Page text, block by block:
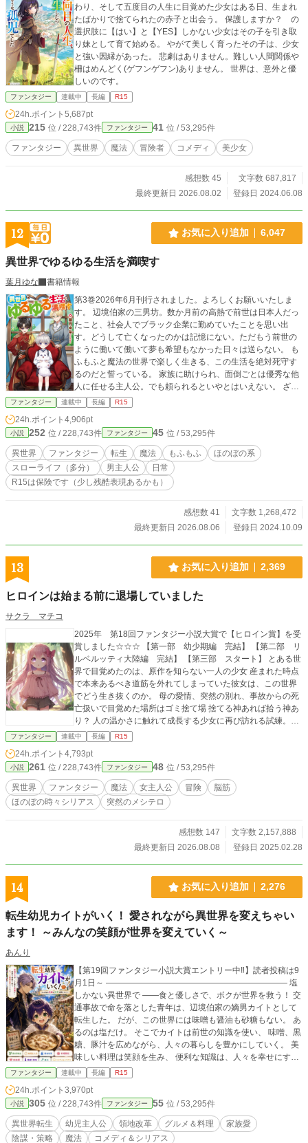
わり、そして五度目の人生に目覚めた少女はある日、生まれ
たばかりで捨てられたの赤子と出会う。 保護しますか？ の
選択肢に【はい】と【YES】しかない少女はその子を引き取
り妹として育て始める。 やがて美しく育ったその子は、少女
と強い因縁があった。 悲劇はありません。難しい人間関係や
柵はめんどく(ゲフンゲフン)ありません。 世界は、意外と優
しいのです。
ファンタジー 連載中 長編 R15
24h.ポイント 5,687pt
小説 215 位 / 228,743件 ファンタジー 41 位 / 53,295件
ファンタジー 異世界 魔法 冒険者 コメディ 美少女
感想数 45
文字数 687,817
最終更新日 2026.08.02
登録日 2024.06.08
12 お気に入り追加 6,047
異世界でゆるゆる生活を満喫す
葉月ゆな
書籍情報
第3巻2026年6月刊行されました。よろしくお願いいたしま
す。 辺境伯家の三男坊。数か月前の高熱で前世は日本人だっ
たこと、社会人でブラック企業に勤めていたことを思い出
す。どうして亡くなったのかは記憶にない。ただもう前世の
ように働いて働いて夢も希望もなかった日々は送らない。 も
ふもふと魔法の世界で楽しく生きる、この生活を絶対死守す
るのだと誓っている。 家族に助けられ、面倒ごとは優秀な他
人に任せる主人公。でも頼られるといやとはいえない。 ざま
ぁや成り上がりはなく、思いつくままに好きに行動する日常
生活ゆるゆるファンタジーライフのご都合主義です。
ファンタジー 連載中 長編 R15
24h.ポイント 4,906pt
小説 252 位 / 228,743件 ファンタジー 45 位 / 53,295件
異世界 ファンタジー 転生 魔法 もふもふ
ほのぼの系
スローライフ（多分）
男主人公
日常
R15は保険です（少し残酷表現あるかも）
感想数 41
文字数 1,268,472
最終更新日 2026.08.06
登録日 2024.10.09
13 お気に入り追加 2,369
ヒロインは始まる前に退場していました
サクラ マチコ
2025年 第18回ファンタジー小説大賞で【ヒロイン賞】を受
賞しました☆☆☆ 【第一部 幼少期編 完結】 【第二部 リ
ルベルッティ大陸編 完結】 【第三部 スタート】 とある世
界で目覚めたのは、原作を知らない一人の少女 産まれた時点
で本来あるべき道筋を外れてしまっていた彼女は、この世界
でどう生き抜くのか。 母の愛情、突然の別れ、事故からの死
亡扱いで目覚めた場所はゴミ捨て場 捨てる神あれば拾う神あ
り？ 人の温かさに触れて成長する少女に再び訪れる試練。
『ダレカタスケテ』 少女の悲痛な叫びは届くのか………。 そ
して、本来のヒロインが存在しない世界ではどんな未来が訪
れるのか。 主人公が７歳になる頃までは平和、ホノボノが続
きます。 ※閑話は ダークモードが多いですので 苦手な方は
読み飛ばして頂いても 主人公の物語には 然程影響がありませ
ん。 主人公と両親に関わる周囲の話となりますので 後でまと
め読みでもOK。 ホノボノモードとのギャップが激しめですの
を知らないため『本編（原作）』描写はほとんど出ません。
関係者による『原作』のお話が出るのは第三部以降となりま
『小説を読もう』『カクヨム』でも配信中。カクヨム先行と
なっております。 作者 非常に豆腐マインドですので、悪意あ
情報など、設定集を別途投稿いたしました。 ※主人公の母ア
イリスなどのショートストーリーを別途投稿いたしました。
ファンタジー 連載中 長編 R15
24h.ポイント 4,793pt
小説 261 位 / 228,743件 ファンタジー 48 位 / 53,295件
異世界 ファンタジー 魔法 女主人公 冒険
脳筋
ほのぼの時々シリアス
突然のメシテロ
感想数 147
文字数 2,157,888
最終更新日 2026.08.08
登録日 2025.02.28
14 お気に入り追加 2,276
転生幼児カイトがいく！ 愛されながら異世界を変えちゃい
ます！ ～みんなの笑顔が世界を変えていく～
あんり
【第19回ファンタジー小説大賞エントリー中‼️】読者投稿は9
月1日～ ―――――――――――――――――――――― 塩
しかない異世界で ――食と優しさで、ボクが世界を救う！ 交
通事故で命を落とした青年は、辺境伯家の嫡男カイトとして
転生した。 だが、この世界には味噌も醤油も砂糖もない。 あ
るのは塩だけ。 そこでカイトは前世の知識を使い、 味噌、黒
糖、豚汁を広めながら、人々の暮らしを豊かにしていく。 美
味しい料理は笑顔を生み、 便利な知識は、人々を幸せにす
る。 そしていつしか、その優しさは身分や立場を超えて人々
を繋ぎ、世界を少しずつ変えていく――。 しかしその裏で
は、王家を揺るがす陰謀や権力争いも動き始めていた。 この
異世界でも愛されることを知った転生幼児カイト。 息子を溺
愛する父ダウニーや家族、仲間たちに支えられながら成長し
ていく。 笑いあり、涙あり、ときどきハラハラ。 美味しい料
ファンタジー 連載中 長編 R15
24h.ポイント 3,970pt
小説 305 位 / 228,743件 ファンタジー 55 位 / 53,295件
異世界転生 幼児主人公 領地改革 グルメ＆料理
家族愛
陰謀・策略
魔法 コメディ＆シリアス